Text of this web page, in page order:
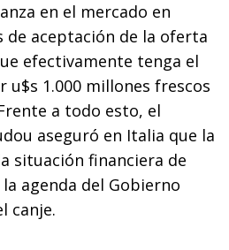
en el mercado en
de aceptación de la oferta
efectivamente tenga el
u$s 1.000 millones frescos
a todo esto, el
aseguró en Italia que la
situación financiera de
agenda del Gobierno
canje.